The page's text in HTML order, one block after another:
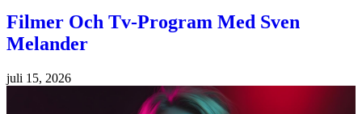
Filmer Och Tv-Program Med Sven
Melander
juli 15, 2026